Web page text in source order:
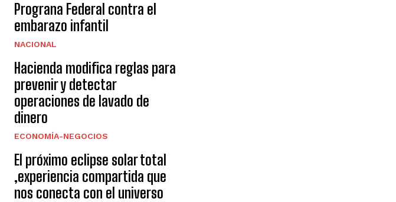
Prograna Federal contra el
embarazo infantil
NACIONAL
Hacienda modifica reglas para
prevenir y detectar
operaciones de lavado de
dinero
ECONOMÍA-NEGOCIOS
El próximo eclipse solar total
,experiencia compartida que
nos conecta con el universo